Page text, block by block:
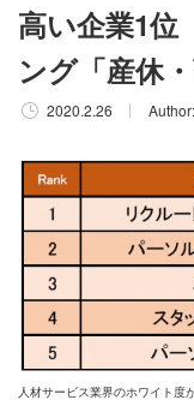
高い企業1
ング「産休
2020.2.26 Author:
人材サービス業界のホワイト度